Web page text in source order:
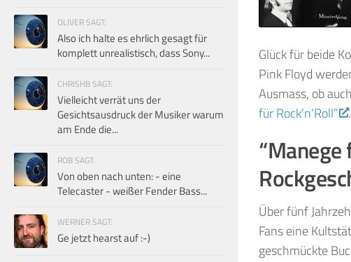
Glück für beide
Pink Floyd
Ausmass, ob
für Rock’n’Roll”
.
“Manege
Über fünf
Fans eine
geschmückte
OLIVER SAGT:
Also ich halte es ehrlich gesagt für
komplett unrealistisch, dass Sony...
CHRISHB SAGT:
Vielleicht verrät uns der
Gesichtsausdruck der Musiker warum
am Ende die...
ROB SAGT:
Von oben nach unten: - eine
Telecaster - weißer Fender Bass...
WERNER SAGT:
Ge jetzt hearst auf :-)